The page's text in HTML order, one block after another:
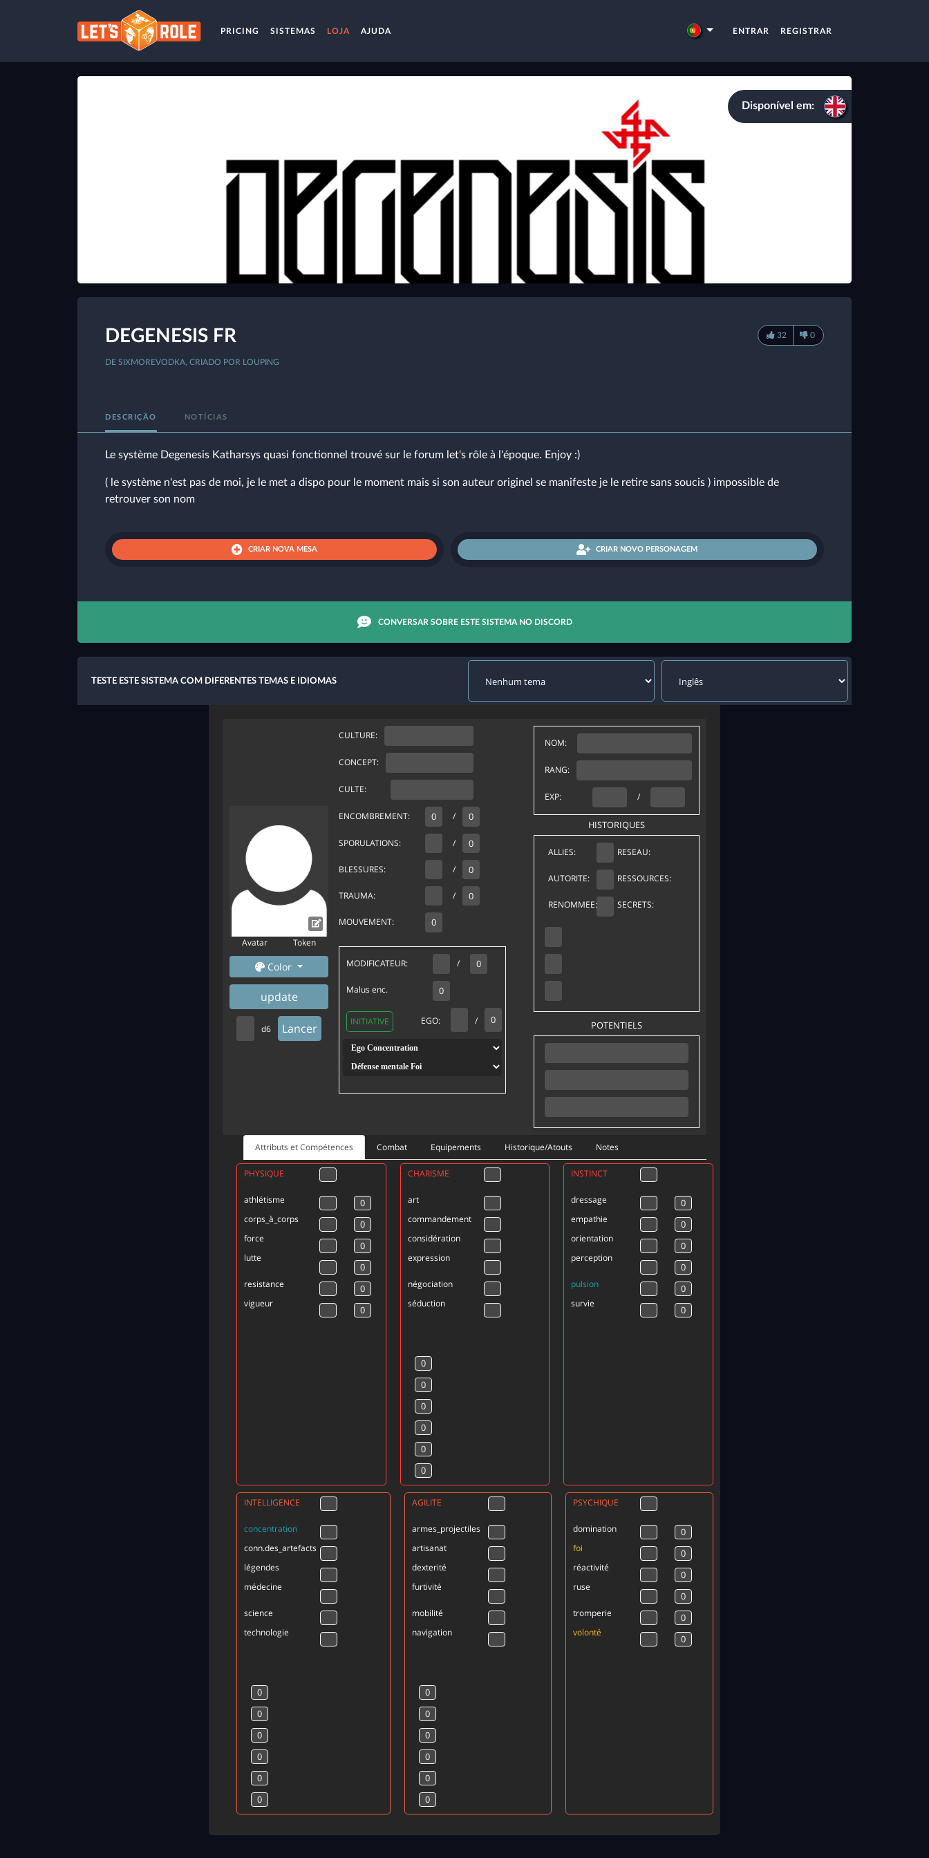
PRICING SISTEMAS LOJA AJUDA ENTRAR REGISTRAR
Disponível em:
DEGENESIS FR
DE SIXMOREVODKA, CRIADO POR LOUPING
32 0
DESCRIÇÃO NOTÍCIAS
Le système Degenesis Katharsys quasi fonctionnel trouvé sur le forum let's rôle à l'époque. Enjoy :)
( le système n'est pas de moi, je le met a dispo pour le moment mais si son auteur originel se manifeste je le retire sans soucis ) impossible de
retrouver son nom
CRIAR NOVA MESA CRIAR NOVO PERSONAGEM
CONVERSAR SOBRE ESTE SISTEMA NO DISCORD
TESTE ESTE SISTEMA COM DIFERENTES TEMAS E IDIOMAS
Avatar Token
Color
update
d6 Lancer
CULTURE:
CONCEPT:
CULTE:
ENCOMBREMENT: /
SPORULATIONS: /
BLESSURES: /
TRAUMA: /
MOUVEMENT:
MODIFICATEUR:
Malus enc.
/
INITIATIVE EGO: /
NOM:
RANG:
EXP: /
HISTORIQUES
ALLIES:
AUTORITE:
RENOMMEE:
RESEAU:
RESSOURCES:
SECRETS:
POTENTIELS
Attributs et Compétences Combat Equipements Historique/Atouts Notes
PHYSIQUE
athlétisme
corps_à_corps
force
lutte
resistance
vigueur
CHARISME
art
commandement
considération
expression
négociation
séduction
INSTINCT
dressage
empathie
orientation
perception
pulsion
survie
INTELLIGENCE
concentration
conn.des_artefacts
légendes
médecine
science
technologie
AGILITE
armes_projectiles
artisanat
dexterité
furtivité
mobilité
navigation
PSYCHIQUE
domination
foi
réactivité
ruse
tromperie
volonté